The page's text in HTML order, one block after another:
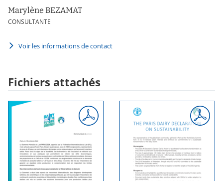
Marylène BEZAMAT
CONSULTANTE
Voir les informations de contact
Fichiers attachés